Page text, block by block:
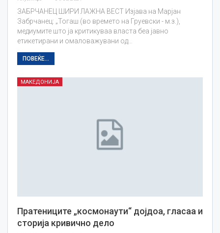
ЗАБРЧАНЕЦ ШИРИ ЛАЖНА ВЕСТ Изјава на Марјан
Забрчанец: „Тогаш (во времето на Груевски - м.з.),
медиумите што ја критикуваа власта беа јавно
етикетирани и омаловажувани од…
ПОВЕЌЕ...
МАКЕДОНИЈА
Пратениците „космонаути“ дојдоа, гласаа и
сторија кривично дело